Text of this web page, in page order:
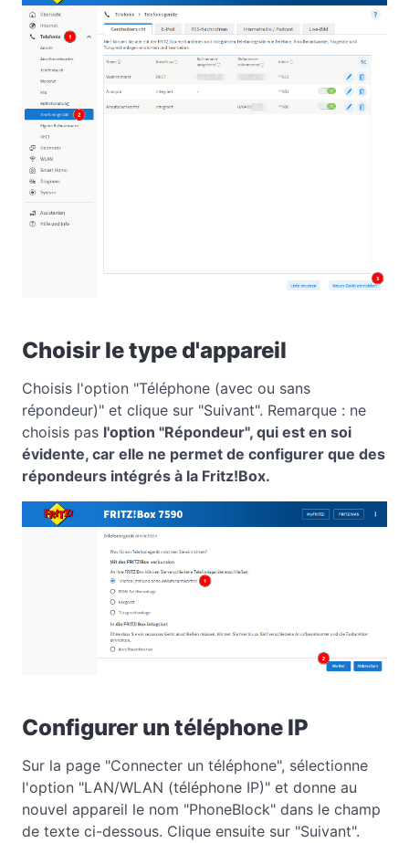
Choisir le type d'appareil
Choisis l'option "Téléphone (avec ou sans
répondeur)" et clique sur "Suivant". Remarque : ne
choisis pas l'option "Répondeur", qui est en soi
évidente, car elle ne permet de configurer que des
répondeurs intégrés à la Fritz!Box.
Configurer un téléphone IP
Sur la page "Connecter un téléphone", sélectionne
l'option "LAN/WLAN (téléphone IP)" et donne au
nouvel appareil le nom "PhoneBlock" dans le champ
de texte ci-dessous. Clique ensuite sur "Suivant".